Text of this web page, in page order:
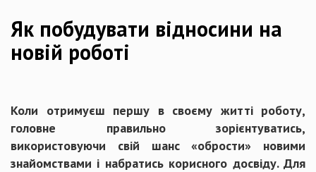
Як побудувати відносини на
новій роботі
Коли отримуєш першу в своєму житті роботу,
головне правильно зорієнтуватись,
використовуючи свій шанс «обрости» новими
знайомствами і набратись корисного досвіду. Для